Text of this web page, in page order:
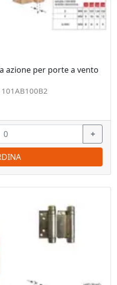
azione per porte a vento
101AB100B2
+